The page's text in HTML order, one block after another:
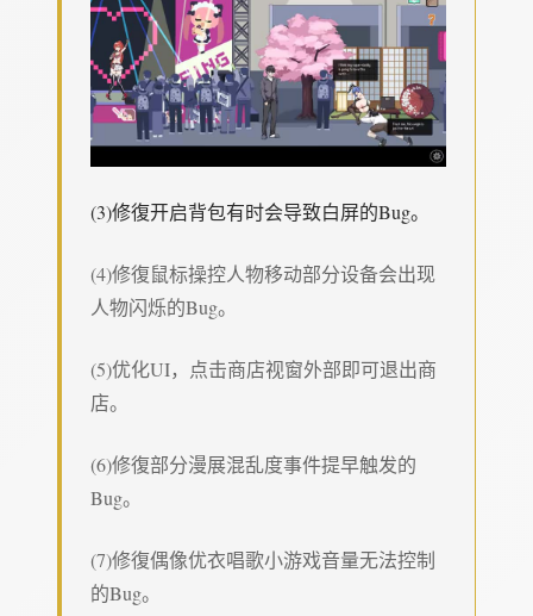
(3)修復开启背包有时会导致白屏的Bug。
(4)修復鼠标操控人物移动部分设备会出现
人物闪烁的Bug。
(5)优化UI，点击商店视窗外部即可退出商
店。
(6)修復部分漫展混乱度事件提早触发的
Bug。
(7)修復偶像优衣唱歌小游戏音量无法控制
的Bug。